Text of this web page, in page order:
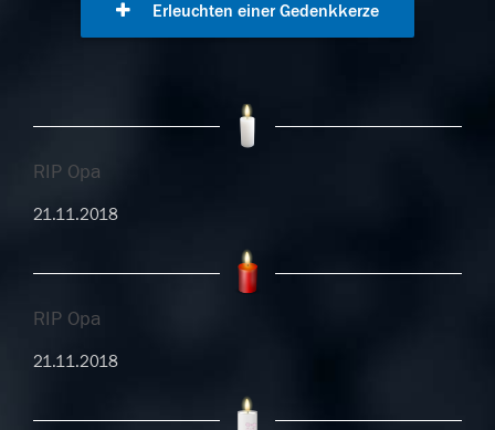
Erleuchten einer Gedenkkerze
RIP Opa
21.11.2018
RIP Opa
21.11.2018